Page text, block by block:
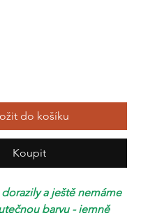
do košíku
Koupit
a ještě nemáme
barvu - jemně